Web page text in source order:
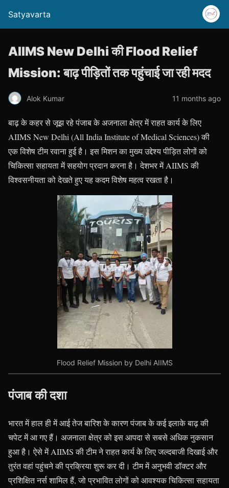
Satyavarta
AIIMS New Delhi की Flood Relief
Mission: बाढ़ पीड़ितों तक पहुंचाई जा रही मदद
Alok Kumar 11 months ago
बाढ़ के कहर से जूझ रहे पंजाब के अजनाला क्षेत्र में राहत कार्य के लिए
AIIMS New Delhi (All India Institute of Medical Sciences) की
एक विशेष टीम रवाना हुई है। इस मिशन का मुख्य उद्देश्य पीड़ित लोगों को
चिकित्सा सहायता में सहयोग प्रदान करना है। देशभर में AIIMS की
विश्वसनीयता को देखते हुए यह कदम विशेष महत्व रखता है।
Flood Relief Mission by Delhi AIIMS
पंजाब की दशा
भारत में हाल ही में आई तेज बारिश के कारण पंजाब के कई इलाके बाढ़ की
चपेट में आ गए हैं। अजनाला क्षेत्र को इस आपदा से सबसे अधिक नुकसान
हुआ है। ऐसे में AIIMS की टीम ने राहत कार्य के लिए जल्दबाजी दिखाई और
तुरंत वहां पहुंचने की प्रक्रिया शुरू कर दी। टीम में अनुभवी डॉक्टर और
प्रशिक्षित नर्स शामिल हैं, जो प्रभावित लोगों को आवश्यक चिकित्सा सहायता